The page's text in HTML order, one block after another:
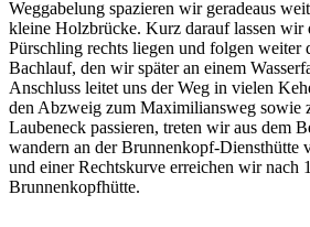
Weggabelung spazieren wir geradeaus
kleine Holzbrücke. Kurz darauf lassen wir
Pürschling rechts liegen und folgen weiter
Bachlauf, den wir später an einem
Anschluss leitet uns der Weg in vielen
den Abzweig zum Maximiliansweg sowie
Laubeneck passieren, treten wir aus dem
wandern an der Brunnenkopf-Diensthütte
und einer Rechtskurve erreichen wir nach
Brunnenkopfhütte.